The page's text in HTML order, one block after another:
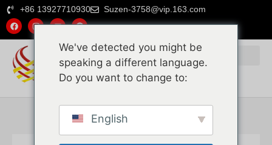
+86 13927710930 Suzen-3758@vip.163.com
We've detected you might be
speaking a different language.
Do you want to change to:
English